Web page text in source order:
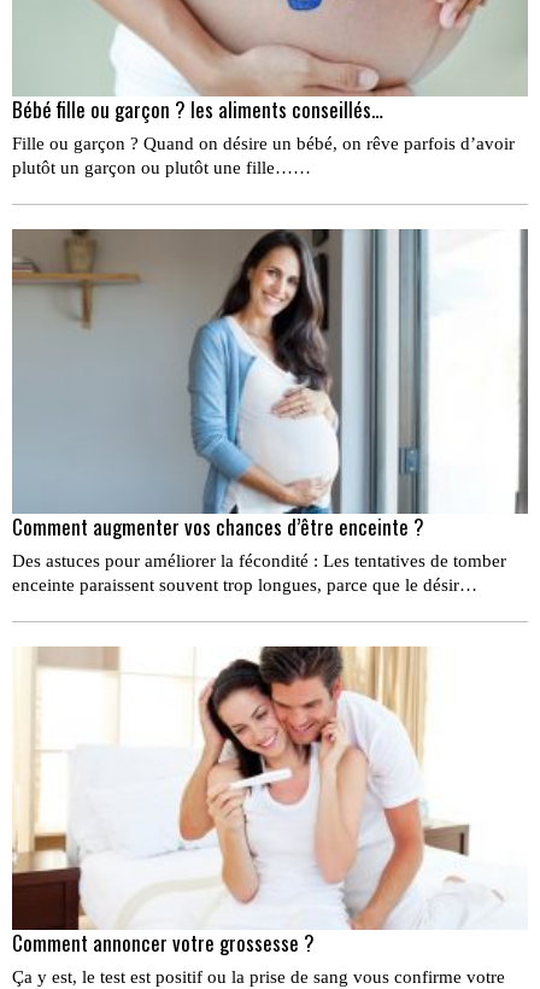
Bébé fille ou garçon ? les aliments conseillés…
Fille ou garçon ? Quand on désire un bébé, on rêve parfois d’avoir
plutôt un garçon ou plutôt une fille……
Comment augmenter vos chances d’être enceinte ?
Des astuces pour améliorer la fécondité : Les tentatives de tomber
enceinte paraissent souvent trop longues, parce que le désir…
Comment annoncer votre grossesse ?
Ça y est, le test est positif ou la prise de sang vous confirme votre